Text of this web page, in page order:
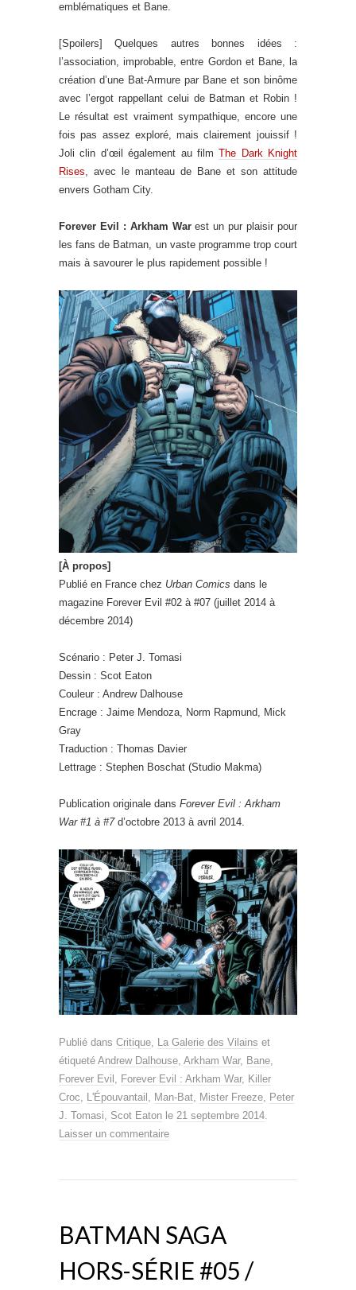
emblématiques et Bane.
[Spoilers] Quelques autres bonnes idées :
l’association, improbable, entre Gordon et Bane, la
création d’une Bat-Armure par Bane et son binôme
avec l’ergot rappellant celui de Batman et Robin !
Le résultat est vraiment sympathique, encore une
fois pas assez exploré, mais clairement jouissif !
Joli clin d’œil également au filmThe Dark Knight
Rises , avec le manteau de Bane et son attitude
envers Gotham City.
Forever Evil : Arkham Warest un pur plaisir pour
les fans de Batman, un vaste programme trop court
mais à savourer le plus rapidement possible !
[À propos]
Publié en France chez Urban Comics dans le
magazine Forever Evil #02 à #07 (juillet 2014 à
décembre 2014)
Scénario : Peter J. Tomasi
Dessin : Scot Eaton
Couleur : Andrew Dalhouse
Encrage : Jaime Mendoza, Norm Rapmund, Mick
Gray
Traduction : Thomas Davier
Lettrage : Stephen Boschat (Studio Makma)
Publication originale dans Forever Evil : Arkham
War #1 à #7d’octobre 2013 à avril 2014.
Publié dans Critique La Galerie des Vilains et
étiqueté Andrew Dalhouse Arkham War, Bane
Forever Evil
Forever Evil : Arkham War, Killer
Croc
L'Épouvantail Man-Bat Mister Freeze
Peter
J. Tomasi
Scot Eaton le 21 septembre 2014
Laisser un commentaire
BATMAN SAGA
HORS-SÉRIE #05 /